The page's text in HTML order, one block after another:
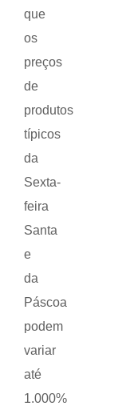
que
os
preços
de
produtos
típicos
da
Sexta-
feira
Santa
e
da
Páscoa
podem
variar
até
1.000%